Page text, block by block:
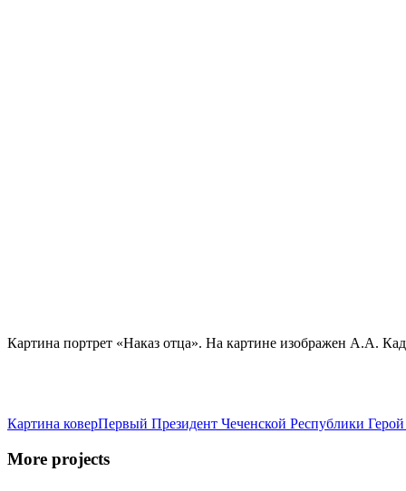
Картина портрет «Наказ отца». На картине изображен А.А.
Картина коверПервый Президент Чеченской Республики
More projects